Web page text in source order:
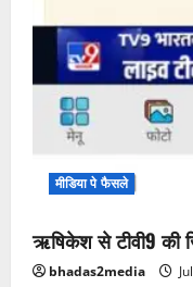
मीडिया पे फैसले
ऋषिकेश से टीवी9 की
bhadas2media